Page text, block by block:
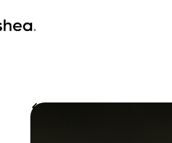
Volver a Historias